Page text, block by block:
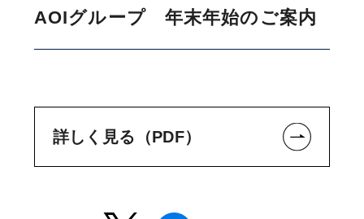
AOIグループ 年末年始のご案内
詳しく見る（PDF）